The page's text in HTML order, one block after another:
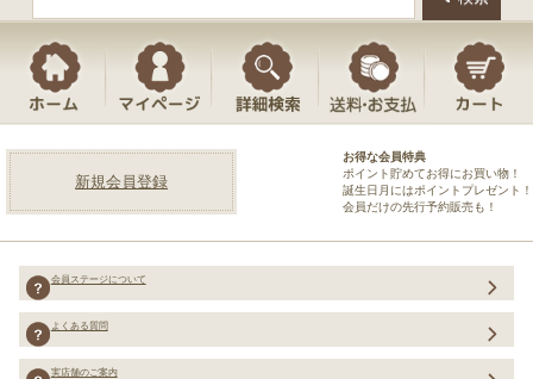
新規会員登録
お得な会員特典
ポイント貯めてお得にお買い物！
誕生日月にはポイントプレゼント！
会員だけの先行予約販売も！
会員ステージについて
よくある質問
実店舗のご案内